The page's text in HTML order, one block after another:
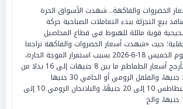
الخضروات والفاكهة.. شهدت الأسواق الحرة
بيع التجزئة ببدء التعاملات الصباحية حركة
قوية مائلة للهبوط في قطاع المحاصيل
حيث «شهدت أسعار الخضروات والفاكهة تراجعا
اليوم الخميس 18-6-2026 بسبب استمرار الموجة الحارة،
لتتأرجح أسعار الطماطم ما بين 8 جنيهات إلى 16 بدلا من
20 جنيها، والفلفل الرومي أو الحامي 30 جنيها
والبطاطس 10 إلى 20 جنيهًا، والباذنجان الرومي 10 إلى